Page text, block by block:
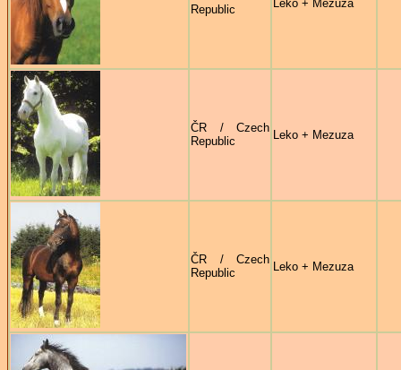
Republic
Leko + Mezuza
ČR / Czech
Republic
Leko + Mezuza
ČR / Czech
Republic
Leko + Mezuza